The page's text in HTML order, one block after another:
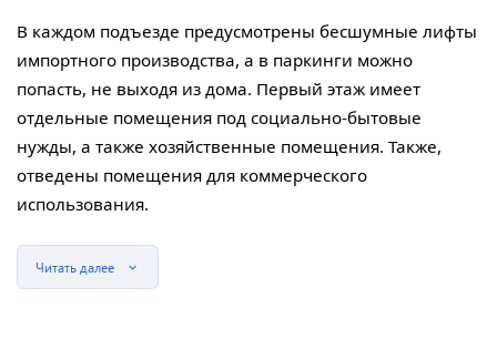
В каждом подъезде предусмотрены бесшумные лифты
импортного производства, а в паркинги можно
попасть, не выходя из дома. Первый этаж имеет
отдельные помещения под социально-бытовые
нужды, а также хозяйственные помещения. Также,
отведены помещения для коммерческого
использования.
Читать далее